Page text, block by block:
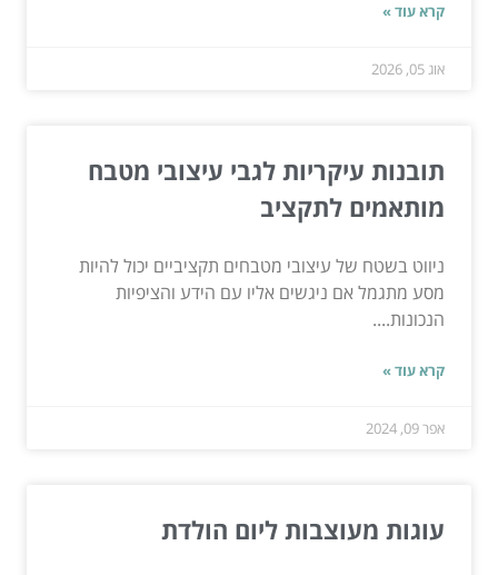
קרא עוד »
אוג 05, 2026
תובנות עיקריות לגבי עיצובי מטבח
מותאמים לתקציב
ניווט בשטח של עיצובי מטבחים תקציביים יכול להיות
מסע מתגמל אם ניגשים אליו עם הידע והציפיות
הנכונות....
קרא עוד »
אפר 09, 2024
עוגות מעוצבות ליום הולדת